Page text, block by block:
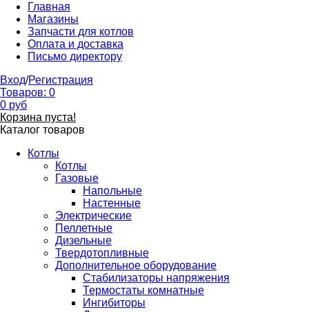
Главная
Магазины
Запчасти для котлов
Оплата и доставка
Письмо директору
Вход/Регистрация
Товаров: 0
0 руб
Корзина пуста!
Каталог товаров
Котлы
Котлы
Газовые
Напольные
Настенные
Электрические
Пеллетные
Дизельные
Твердотопливные
Дополнительное оборудование
Стабилизаторы напряжения
Термостаты комнатные
Ингибиторы